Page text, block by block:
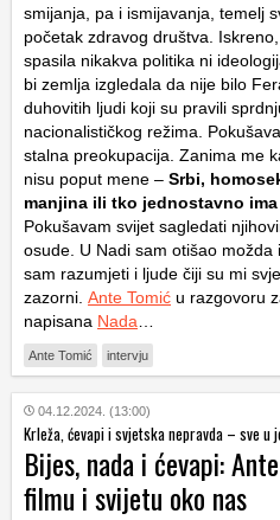
smijanja, pa i ismijavanja, temelj
početak zdravog društva.
spasila nikakva politika ni
bi zemlja izgledala da nije bilo
duhovitih ljudi koji su pravili
nacionalističkog režima.
stalna preokupacija. Zanima me
nisu poput mene – Srbi,
manjina ili tko jednostavno
Pokušavam svijet sagledati
osude. U Nadi sam otišao
sam razumjeti i ljude čiji su mi
zazorni. Ante Tomić u razgovoru
napisana Nada
Ante Tomić intervju
04.12.2024. (13:00)
Krleža, ćevapi i svjetska nepravda – sve u
Bijes, nada i ćevapi:
filmu i svijetu oko nas